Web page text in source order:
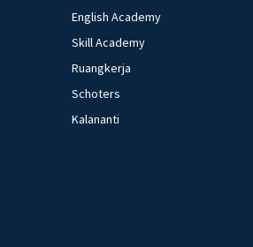
English Academy
Skill Academy
Ruangkerja
Schoters
Kalananti